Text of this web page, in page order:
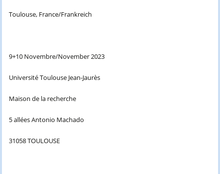
Toulouse, France/Frankreich
9+10 Novembre/November 2023
Université Toulouse Jean-Jaurès
Maison de la recherche
5 allées Antonio Machado
31058 TOULOUSE